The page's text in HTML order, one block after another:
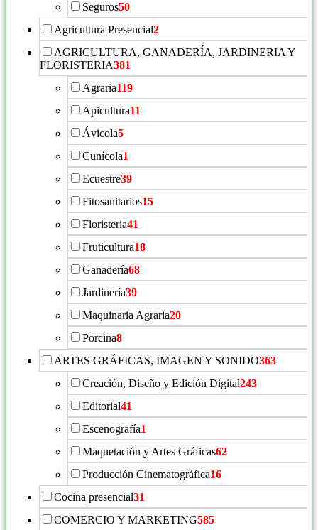
Seguros50
Agricultura Presencial2
AGRICULTURA, GANADERÍA, JARDINERIA Y
FLORISTERIA381
Agraria119
Apicultura11
Ávicola5
Cunícola1
Ecuestre39
Fitosanitarios15
Floristeria41
Fruticultura18
Ganadería68
Jardinería39
Maquinaria Agraria20
Porcina8
ARTES GRÁFICAS, IMAGEN Y SONIDO363
Creación, Diseño y Edición Digital243
Editorial41
Escenografía1
Maquetación y Artes Gráficas62
Producción Cinematográfica16
Cocina presencial31
COMERCIO Y MARKETING585